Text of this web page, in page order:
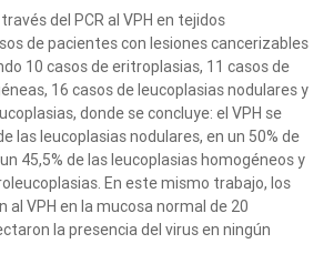
del PCR al VPH en tejidos
de pacientes con lesiones cancerizables
10 casos de eritroplasias, 11 casos de
16 casos de leucoplasias nodulares y
donde se concluye: el VPH se
las leucoplasias nodulares, en un 50% de
45,5% de las leucoplasias homogéneos y
En este mismo trabajo, los
VPH en la mucosa normal de 20
la presencia del virus en ningún